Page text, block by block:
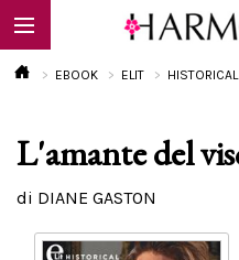
EBOOK
EBOOK ELIT HISTORICAL
L'amante del
di DIANE GASTON